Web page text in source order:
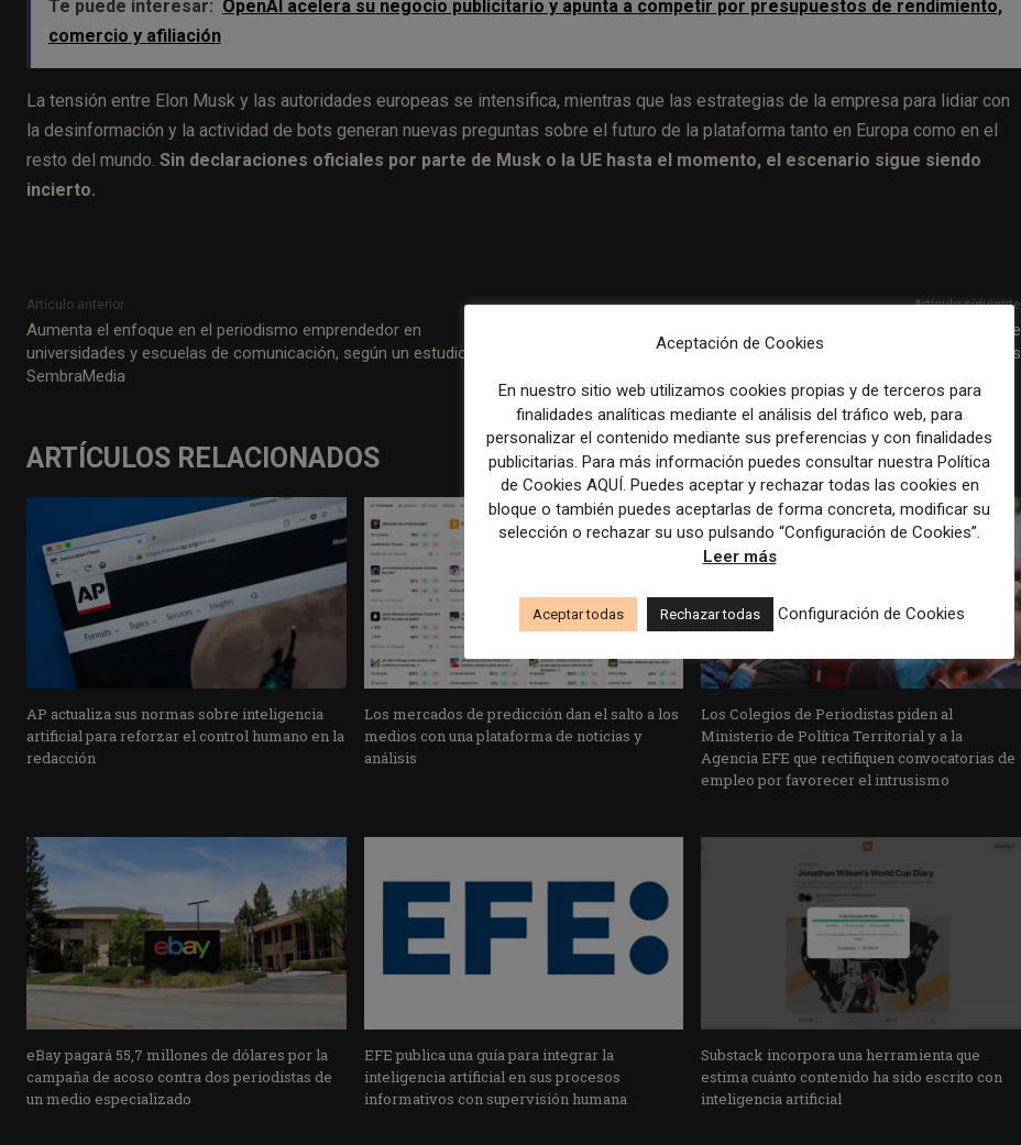
Te puede interesar: OpenAI acelera su negocio publicitario y apunta a competir por presupuestos de rendimiento,
comercio y afiliación
La tensión entre Elon Musk y las autoridades europeas se intensifica, mientras que las estrategias de la empresa para lidiar con
la desinformación y la actividad de bots generan nuevas preguntas sobre el futuro de la plataforma tanto en Europa como en el
resto del mundo. Sin declaraciones oficiales por parte de Musk o la UE hasta el momento, el escenario sigue siendo
incierto.
Artículo anterior
Aumenta el enfoque en el periodismo emprendedor en
universidades y escuelas de comunicación, según un estudio de
SembraMedia
Artículo siguiente
Come For the Newsletter, Stay For the Discord: Why Some
Newsletters Have Private Communities for Their Subscribers
ARTÍCULOS RELACIONADOS
AP actualiza sus normas sobre inteligencia
artificial para reforzar el control humano en la
redacción
Los mercados de predicción dan el salto a los
medios con una plataforma de noticias y
análisis
Los Colegios de Periodistas piden al
Ministerio de Política Territorial y a la
Agencia EFE que rectifiquen convocatorias de
empleo por favorecer el intrusismo
eBay pagará 55,7 millones de dólares por la
campaña de acoso contra dos periodistas de
un medio especializado
EFE publica una guía para integrar la
inteligencia artificial en sus procesos
informativos con supervisión humana
Substack incorpora una herramienta que
estima cuánto contenido ha sido escrito con
inteligencia artificial
Aceptación de Cookies
En nuestro sitio web utilizamos cookies propias y de terceros para
finalidades analíticas mediante el análisis del tráfico web, para
personalizar el contenido mediante sus preferencias y con finalidades
publicitarias. Para más información puedes consultar nuestra Política
de Cookies AQUÍ. Puedes aceptar y rechazar todas las cookies en
bloque o también puedes aceptarlas de forma concreta, modificar su
selección o rechazar su uso pulsando “Configuración de Cookies”.
Leer más
Aceptar todas Rechazar todas Configuración de Cookies